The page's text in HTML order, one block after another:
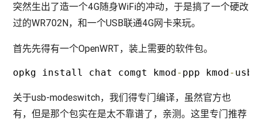
突然生出了造一个4G随身WiFi的冲动，于是搞了一个硬改
过的WR702N，和一个USB联通4G网卡来玩。
首先先得有一个OpenWRT，装上需要的软件包。
opkg install chat comgt kmod- ppp kmod- usb
关于usb-modeswitch，我们得专门编译，虽然官方也
有，但是那个包实在是太不靠谱了，亲测。这里专门推荐